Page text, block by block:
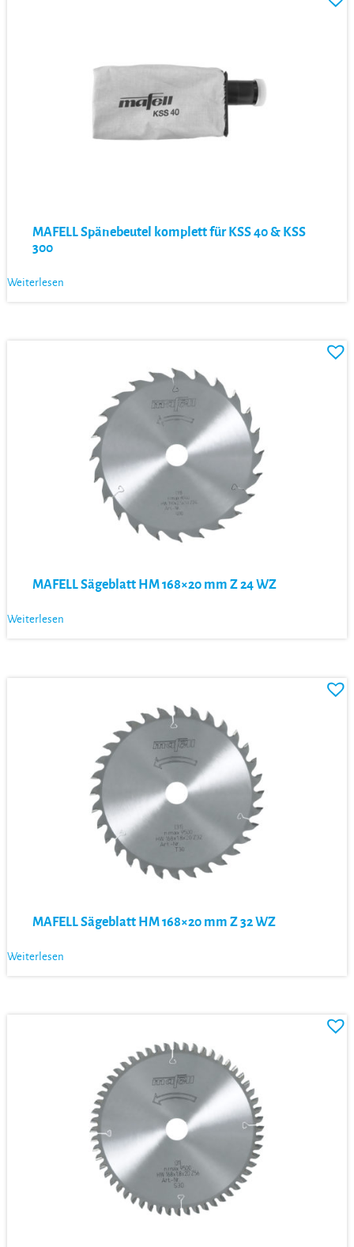
MAFELL Spänebeutel komplett für KSS 40 & KSS
300
Weiterlesen
MAFELL Sägeblatt HM 168×20 mm Z 24 WZ
Weiterlesen
MAFELL Sägeblatt HM 168×20 mm Z 32 WZ
Weiterlesen